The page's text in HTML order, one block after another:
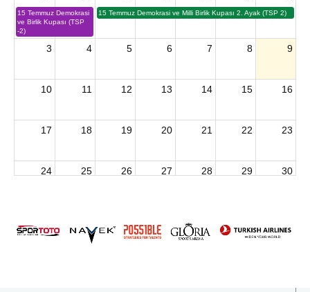
15 Temmuz Demokrasi
ve Birlik Kupası (TSP
-2)
15 Temmuz Demokrasi ve Milli Birlik Kupası 2. Ayak (TSP 2)
3 4 5 6 7 8 9
10 11 12 13 14 15 16
17 18 19 20 21 22 23
24 25 26 27 28 29 30